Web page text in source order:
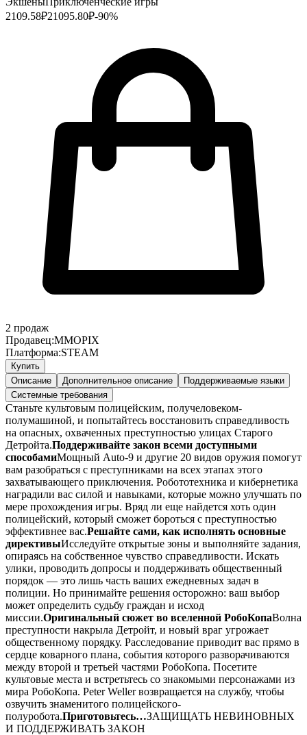
2109.58₽21095.80₽-90%
2 продаж
Продавец:MMOPIX
Платформа:STEAM
Купить
Описание
Дополнительное описание
Поддерживаемые языки
Системные требования
Станьте культовым полицейским, получеловеком-
полумашиной, и попытайтесь восстановить справедливость
на опасных, охваченных преступностью улицах Старого
Детройта.Поддерживайте закон всеми доступными
способамиМощный Auto-9 и другие 20 видов оружия помогут
вам разобраться с преступниками на всех этапах этого
захватывающего приключения. Робототехника и кибернетика
наградили вас силой и навыками, которые можно улучшать по
мере прохождения игры. Вряд ли еще найдется хоть один
полицейский, который сможет бороться с преступностью
эффективнее вас.Решайте сами, как исполнять основные
директивыИсследуйте открытые зоны и выполняйте задания,
опираясь на собственное чувство справедливости. Искать
улики, проводить допросы и поддерживать общественный
порядок — это лишь часть ваших ежедневных задач в
полиции. Но принимайте решения осторожно: ваш выбор
может определить судьбу граждан и исход
миссии.Оригинальный сюжет во вселенной РобоКопаВолна
преступности накрыла Детройт, и новый враг угрожает
общественному порядку. Расследование приводит вас прямо в
сердце коварного плана, события которого разворачиваются
между второй и третьей частями РобоКопа. Посетите
культовые места и встретьтесь со знакомыми персонажами из
мира РобоКопа. Peter Weller возвращается на службу, чтобы
озвучить знаменитого полицейского-
полуробота.Приготовьтесь…ЗАЩИЩАТЬ НЕВИНОВНЫХ
И ПОДДЕРЖИВАТЬ ЗАКОН